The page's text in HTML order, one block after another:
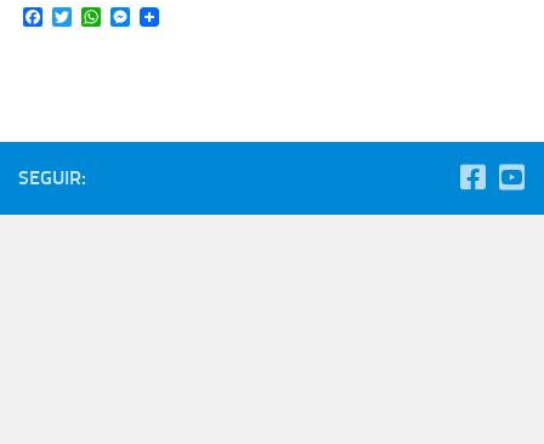
Facebook
TwitterWhatsApp
Messenger
SEGUIR: